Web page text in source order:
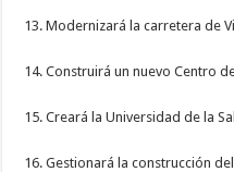
13. Modernizará la carretera de
14. Construirá un nuevo Centro
15. Creará la Universidad de la
16. Gestionará la construcción